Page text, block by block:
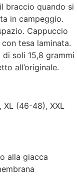
braccio quando si
in campeggio.
Cappuccio
tesa laminata.
soli 15,8 grammi
all’originale.
(46-48), XXL
alla giacca